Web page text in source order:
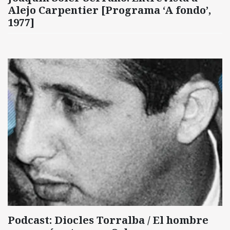
Alejo Carpentier [Programa ‘A fondo’,
1977]
Podcast: Diocles Torralba / El hombre